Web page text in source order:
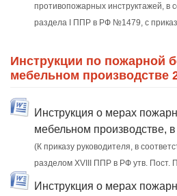
противопожарных инструктажей, в
раздела I ППР в РФ №1479, с
Инструкции по пожарной
мебельном производстве
Инструкция о мерах
мебельном производстве,
(К приказу руководителя, в
разделом XVIII ППР в РФ утв. Пост.
Инструкция о мерах